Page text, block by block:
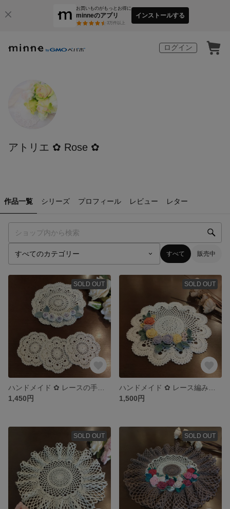
お買いものがもっとお得に
minneのアプリ
3万件以上
インストールする
ログイン
アトリエ ✿ Rose ✿
作品一覧 シリーズ プロフィール レビュー レター
すべて 販売中
SOLD OUT
1,450円
SOLD OUT
1,500円
SOLD OUT SOLD OUT